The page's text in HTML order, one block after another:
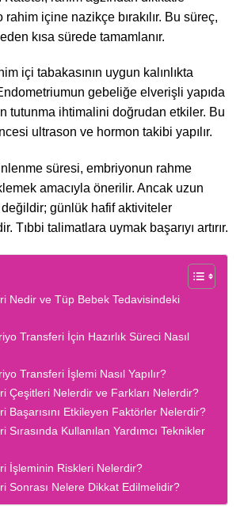
içine nazikçe bırakılır. Bu süreç,
kısa sürede tamamlanır.
içi tabakasının uygun kalınlıkta
gebeliğe elverişli yapıda
tutunma ihtimalini doğrudan etkiler. Bu
ultrason ve hormon takibi yapılır.
süresi, embriyonun rahme
amacıyla önerilir. Ancak uzun
günlük hafif aktiviteler
Tıbbi talimatlara uymak başarıyı artırır.
Nedir ve Tüp Bebek Tedavisindeki
Transferi İçin Hazırlık Süreci Nasıl
Transferi İşlemi Nasıl Yapılır?
Çeşitleri Nelerdir ve Farkları Nelerdir?
Başarısını Etkileyen Faktörler Nelerdir?
Sırasında Kullanılan Yardımcı Teknikler
İşleminin Riskleri Nelerdir?
Sonrası Nelere Dikkat Edilmelidir?